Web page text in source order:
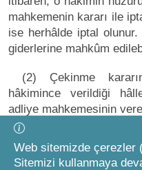
mahkemenin kararı ile
ise herhâlde iptal
giderlerine mahkûm
(2) Çekinme
hâkimince verildiği
adliye mahkemesinin
Ret sebepleri
Web sitemizde çerezler
Sitemizi kullanmaya